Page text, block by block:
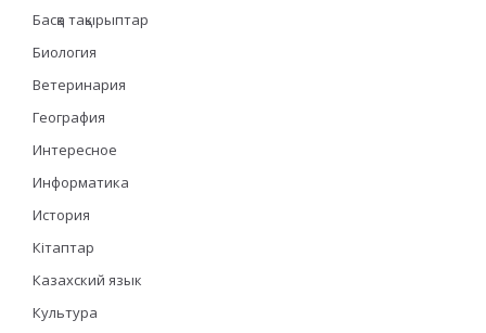
Басқа тақырыптар
Биология
Ветеринария
География
Интересное
Информатика
История
Кітаптар
Казахский язык
Культура